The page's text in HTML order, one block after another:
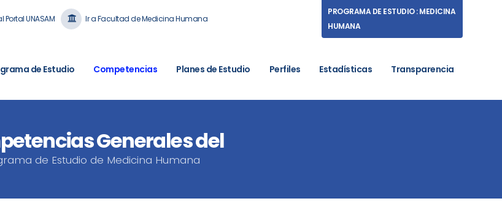
Portal UNASAM Ir a Facultad de Medicina Humana
PROGRAMA DE ESTUDIO : MEDICINA
HUMANA
de Estudio Competencias Planes de Estudio Perfiles Estadísticas Transparencia
Generales del
de Estudio de Medicina Humana